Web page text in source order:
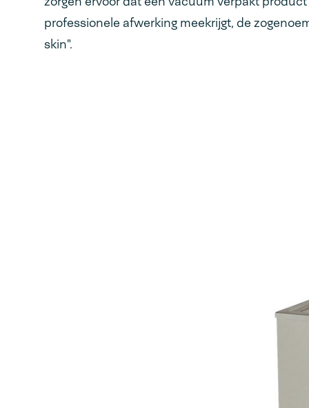
professionele afwerking meekrijgt, de
skin".